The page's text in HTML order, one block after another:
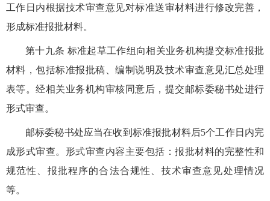
工作日内根据技术审查意见对标准送审材料进行修改完善，
形成标准报批材料。
第十九条 标准起草工作组向相关业务机构提交标准报批
材料，包括标准报批稿、编制说明及技术审查意见汇总处理
表等。经相关业务机构审核同意后，提交邮标委秘书处进行
形式审查。
邮标委秘书处应当在收到标准报批材料后5个工作日内完
成形式审查。形式审查内容主要包括：报批材料的完整性和
规范性、报批程序的合法合规性、技术审查意见处理情况
等。